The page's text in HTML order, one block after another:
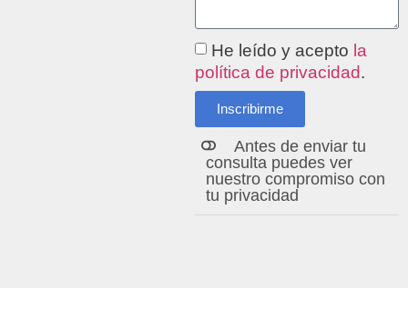
He leído y acepto la
política de privacidad.
Inscribirme
Alternative:
Antes de enviar tu
consulta puedes ver
nuestro compromiso con
tu privacidad